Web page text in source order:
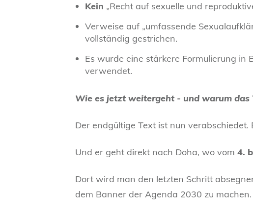
Kein „Recht auf sexuelle und
Verweise auf „umfassende
vollständig gestrichen.
Es wurde eine stärkere Formulierung
verwendet.
Wie es jetzt weitergeht - und warum
Der endgültige Text ist nun verabschiedet.
Und er geht direkt nach Doha, wo vom 4.
Dort wird man den letzten Schritt
dem Banner der Agenda 2030 zu machen.